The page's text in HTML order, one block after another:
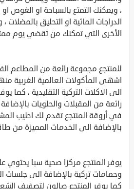
، ويمكنك التمتع بالسباحة او الغوص
الدراجات المائية او التحليق بالمضلات
الأخرى التي تمكنك من تقضي يوم
للمنتجع مجموعة رائعة من المطاعم
اشهى المأكولات العالمية الغربية
الى الاكلات التركية التقليدية ، كما
رائعة من المقبلات والحلويات
في أروقة المنتجع تقدم لك اطيب
بالإضافة الى الخدمات المميزة من
يوفر المنتجع مركزا صحية سبا يحتوي
وحمامات تركية بالإضافة الى جلسات
كما يوفر المنتجع صالون لتصفيف